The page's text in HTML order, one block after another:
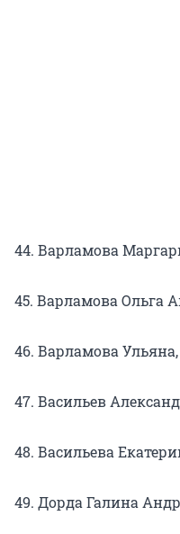
44. Варламова
45. Варламова Ольга
46. Варламова Ульяна,
47. Васильев
48. Васильева
49. Дорда Галина